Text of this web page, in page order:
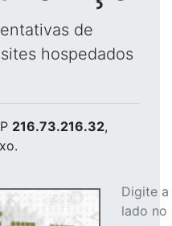
de
hospedados
216.73.216.32,
Digite
lado no